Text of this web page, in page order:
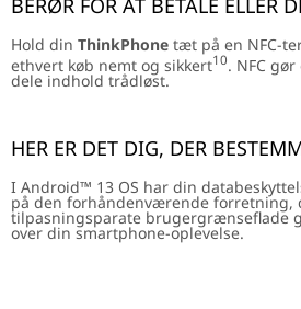
BERØR FOR AT BETALE ELLER
Hold din ThinkPhone tæt på en NFC-
ethvert køb nemt og sikkert10. NFC
dele indhold trådløst.
HER ER DET DIG, DER
I Android™ 13 OS har din
på den forhåndenværende forretning,
tilpasningsparate brugergrænseflade
over din smartphone-oplevelse.